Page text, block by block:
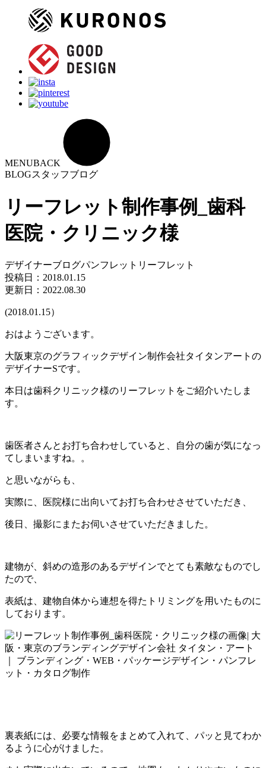
MENUBACK
BLOGスタッフブログ
リーフレット制作事例_歯科
医院・クリニック様
デザイナーブログパンフレット リーフレット
投稿日： 2018.01.15
更新日：2022.08.30
(2018.01.15）
おはようございます。
大阪東京のグラフィックデザイン制作会社タイタンアートの
デザイナーSです。
本日は歯科クリニック様のリーフレットをご紹介いたしま
す。
歯医者さんとお打ち合わせしていると、自分の歯が気になっ
てしまいますね。。
と思いながらも、
実際に、医院様に出向いてお打ち合わせさせていただき、
後日、撮影にまたお伺いさせていただきました。
建物が、斜めの造形のあるデザインでとても素敵なものでし
たので、
表紙は、建物自体から連想を得たトリミングを用いたものに
しております。
裏表紙には、必要な情報をまとめて入れて、パッと見てわか
るように心がけました。